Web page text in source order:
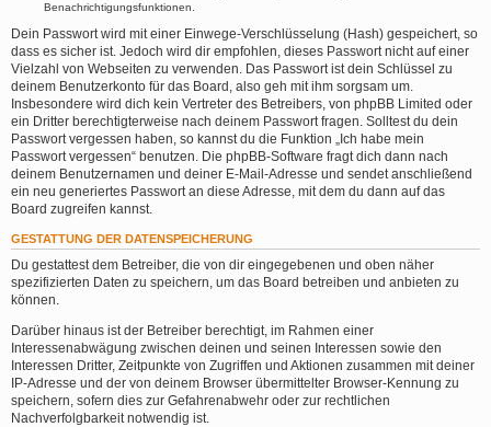
Benachrichtigungsfunktionen.
Dein Passwort wird mit einer Einwege-Verschlüsselung (Hash) gespeichert, so
dass es sicher ist. Jedoch wird dir empfohlen, dieses Passwort nicht auf einer
Vielzahl von Webseiten zu verwenden. Das Passwort ist dein Schlüssel zu
deinem Benutzerkonto für das Board, also geh mit ihm sorgsam um.
Insbesondere wird dich kein Vertreter des Betreibers, von phpBB Limited oder
ein Dritter berechtigterweise nach deinem Passwort fragen. Solltest du dein
Passwort vergessen haben, so kannst du die Funktion „Ich habe mein
Passwort vergessen“ benutzen. Die phpBB-Software fragt dich dann nach
deinem Benutzernamen und deiner E-Mail-Adresse und sendet anschließend
ein neu generiertes Passwort an diese Adresse, mit dem du dann auf das
Board zugreifen kannst.
GESTATTUNG DER DATENSPEICHERUNG
Du gestattest dem Betreiber, die von dir eingegebenen und oben näher
spezifizierten Daten zu speichern, um das Board betreiben und anbieten zu
können.
Darüber hinaus ist der Betreiber berechtigt, im Rahmen einer
Interessenabwägung zwischen deinen und seinen Interessen sowie den
Interessen Dritter, Zeitpunkte von Zugriffen und Aktionen zusammen mit deiner
IP-Adresse und der von deinem Browser übermittelter Browser-Kennung zu
speichern, sofern dies zur Gefahrenabwehr oder zur rechtlichen
Nachverfolgbarkeit notwendig ist.